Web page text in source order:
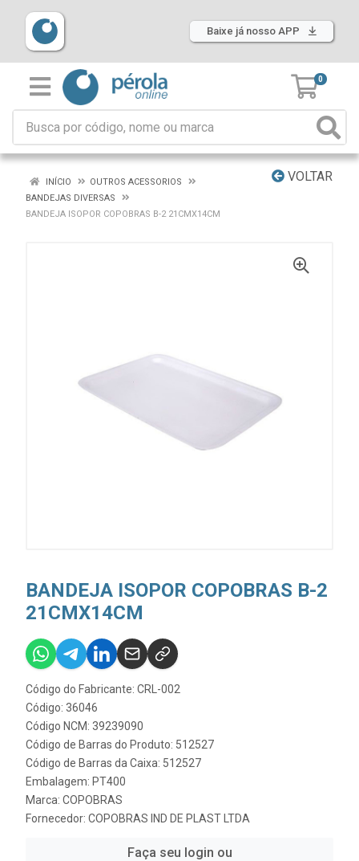
Baixe já nosso APP
0
VOLTAR
INÍCIO
OUTROS ACESSORIOS
BANDEJAS DIVERSAS
BANDEJA ISOPOR COPOBRAS B-2 21CMX14CM
BANDEJA ISOPOR COPOBRAS B-2
21CMX14CM
Código do Fabricante: CRL-002
Código: 36046
Código NCM: 39239090
Código de Barras do Produto: 512527
Código de Barras da Caixa: 512527
Embalagem: PT400
Marca: COPOBRAS
Fornecedor: COPOBRAS IND DE PLAST LTDA
Faça seu login ou